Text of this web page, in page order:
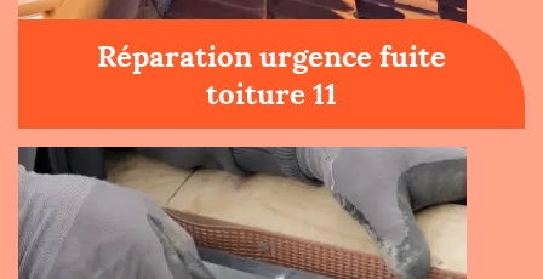
Réparation urgence fuite
toiture 11